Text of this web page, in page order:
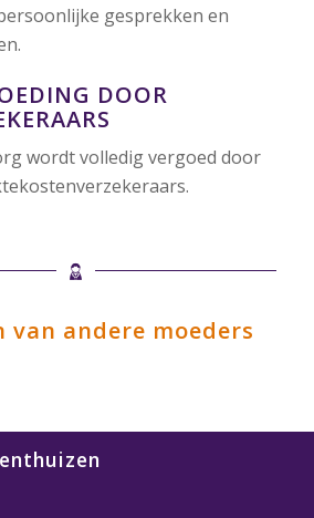
gesprekken en
DOOR
wordt volledig vergoed door
van andere moeders